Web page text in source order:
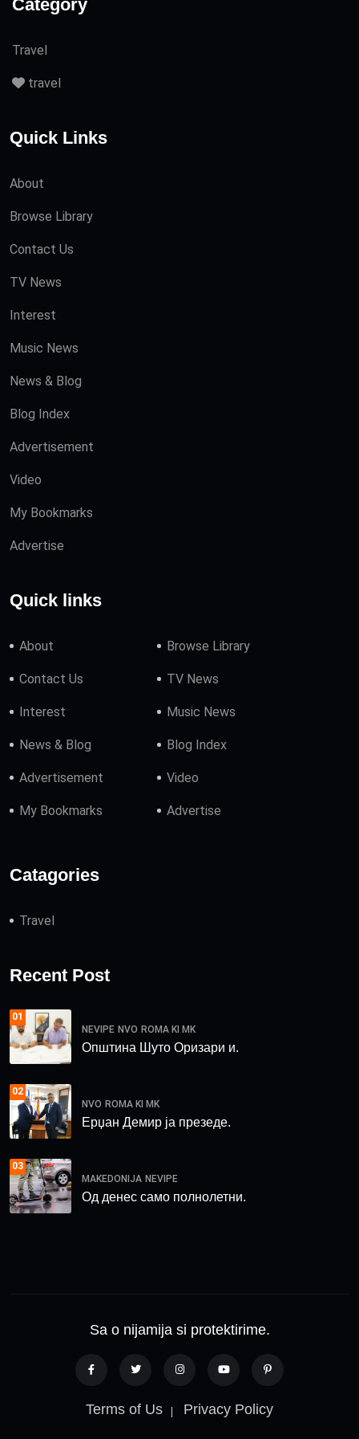
Category
Travel
travel
Quick Links
About
Browse Library
Contact Us
TV News
Interest
Music News
News & Blog
Blog Index
Advertisement
Video
My Bookmarks
Advertise
Quick links
About Browse Library
Contact Us TV News
Interest Music News
News & Blog Blog Index
Advertisement Video
My Bookmarks Advertise
Catagories
Travel
Recent Post
01
NEVIPE NVO ROMA KI MK
Општина Шуто Оризари и.
02
NVO ROMA KI MK
Ерџан Демир ја презеде.
03
MAKEDONIJA NEVIPE
Од денес само полнолетни.
Sa o nijamija si protektirime.
Terms of Us Privacy Policy